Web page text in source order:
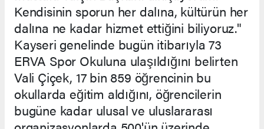
Kendisinin sporun her dalına, kültürün her
dalına ne kadar hizmet ettiğini biliyoruz."
Kayseri genelinde bugün itibarıyla 73
ERVA Spor Okuluna ulaşıldığını belirten
Vali Çiçek, 17 bin 859 öğrencinin bu
okullarda eğitim aldığını, öğrencilerin
bugüne kadar ulusal ve uluslararası